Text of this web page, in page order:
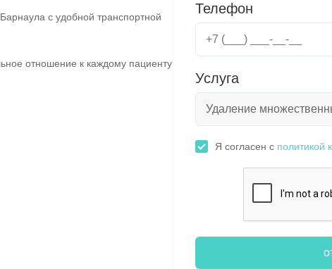
с удобной транспортной
отношение к каждому пациенту
Телефон
Услуга
Я согласен с политикой